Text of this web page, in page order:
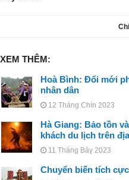
XEM THÊM:
Hoà Bình: Đổi mới
nhân dân
12 Tháng Chín 2023
Hà Giang: Bảo tồn
khách du lịch trên
11 Tháng Bảy 2023
Chuyển biến tích